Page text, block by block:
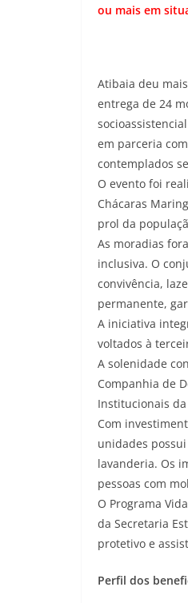
ou mais em
Atibaia deu
entrega de 24
em parceria
contemplados
O evento foi
Chácaras
prol da
As moradias
inclusiva. O
convivência,
permanente,
A iniciativa
voltados à
A solenidade
Companhia de
Institucionais da
Com
unidades
lavanderia. Os
pessoas com
O Programa
da Secretaria
protetivo e
Perfil dos